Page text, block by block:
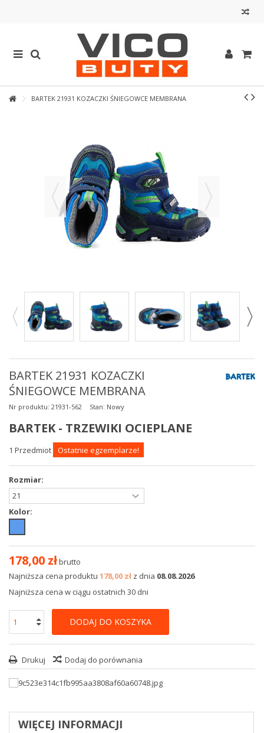
BARTEK 21931 KOZACZKI ŚNIEGOWCE MEMBRANA
BARTEK 21931 KOZACZKI
ŚNIEGOWCE MEMBRANA
Nr produktu: 21931-562 Stan: Nowy
BARTEK - TRZEWIKI OCIEPLANE
1 Przedmiot Ostatnie egzemplarze!
Rozmiar:
Kolor:
178,00 złbrutto
Najniższa cena produktu 178,00 zł z dnia 08.08.2026
Najniższa cena w ciągu ostatnich 30 dni
DODAJ DO KOSZYKA
Drukuj Dodaj do porównania
WIĘCEJ INFORMACJI